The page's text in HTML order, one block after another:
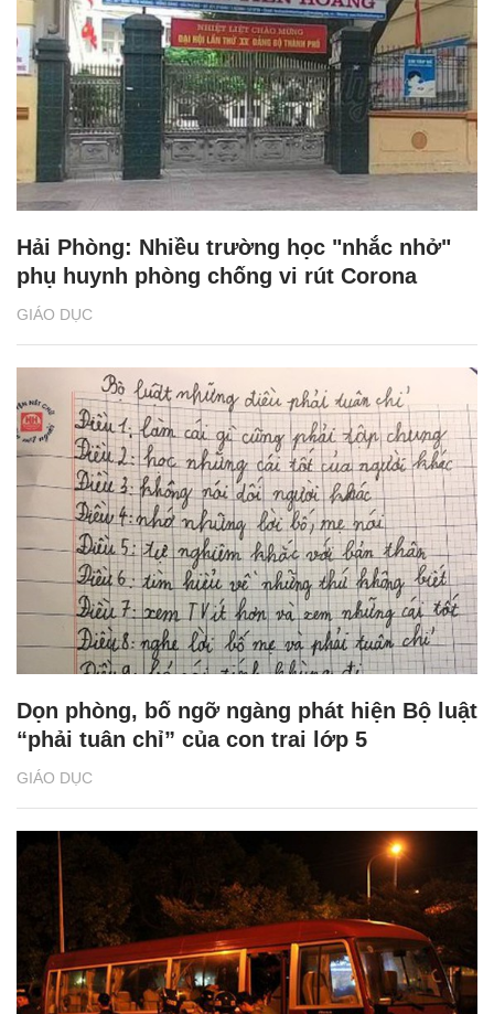
GIÁO DỤC
Hải Phòng: Nhiều trường học "nhắc nhở"
phụ huynh phòng chống vi rút Corona
GIÁO DỤC
Dọn phòng, bố ngỡ ngàng phát hiện Bộ luật
“phải tuân chỉ” của con trai lớp 5